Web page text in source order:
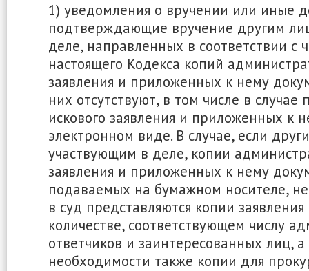
1) уведомления о вручении или иные
подтверждающие вручение другим
деле, направленных в соответствии с
настоящего Кодекса копий
заявления и приложенных к нему
них отсутствуют, в том числе в случае
искового заявления и приложенных к
электронном виде. В случае, если
участвующим в деле, копии
заявления и приложенных к нему
подаваемых на бумажном носителе,
в суд представляются копии
количестве, соответствующем числу
ответчиков и заинтересованных лиц,
необходимости также копии для